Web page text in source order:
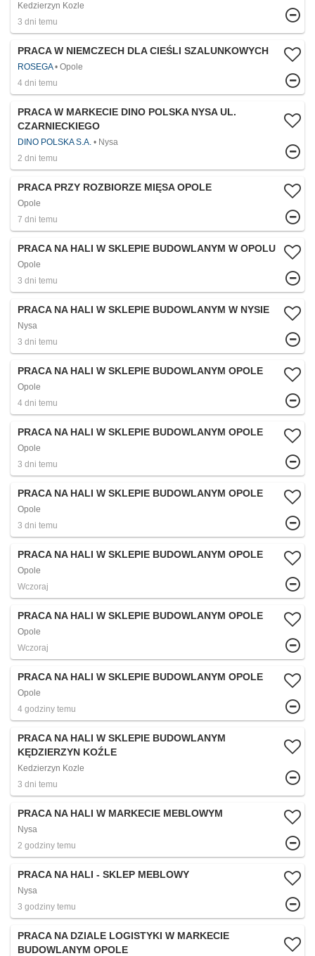
Kedzierzyn Kozle
3 dni temu
PRACA W NIEMCZECH DLA CIEŚLI SZALUNKOWYCH
ROSEGA
Opole
4 dni temu
PRACA W MARKECIE DINO POLSKA NYSA UL.
CZARNIECKIEGO
DINO POLSKA S.A.
Nysa
2 dni temu
PRACA PRZY ROZBIORZE MIĘSA OPOLE
Opole
7 dni temu
PRACA NA HALI W SKLEPIE BUDOWLANYM W OPOLU
Opole
3 dni temu
PRACA NA HALI W SKLEPIE BUDOWLANYM W NYSIE
Nysa
3 dni temu
PRACA NA HALI W SKLEPIE BUDOWLANYM OPOLE
Opole
4 dni temu
PRACA NA HALI W SKLEPIE BUDOWLANYM OPOLE
Opole
3 dni temu
PRACA NA HALI W SKLEPIE BUDOWLANYM OPOLE
Opole
3 dni temu
PRACA NA HALI W SKLEPIE BUDOWLANYM OPOLE
Opole
Wczoraj
PRACA NA HALI W SKLEPIE BUDOWLANYM OPOLE
Opole
Wczoraj
PRACA NA HALI W SKLEPIE BUDOWLANYM OPOLE
Opole
4 godziny temu
PRACA NA HALI W SKLEPIE BUDOWLANYM
KĘDZIERZYN KOŹLE
Kedzierzyn Kozle
3 dni temu
PRACA NA HALI W MARKECIE MEBLOWYM
Nysa
2 godziny temu
PRACA NA HALI - SKLEP MEBLOWY
Nysa
3 godziny temu
PRACA NA DZIALE LOGISTYKI W MARKECIE
BUDOWLANYM OPOLE